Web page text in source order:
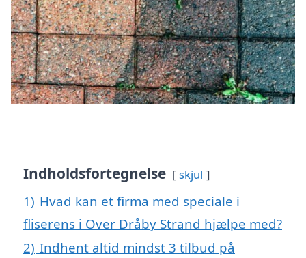
Indholdsfortegnelse skjul
1) Hvad kan et firma med speciale i
fliserens i Over Dråby Strand hjælpe med?
2) Indhent altid mindst 3 tilbud på